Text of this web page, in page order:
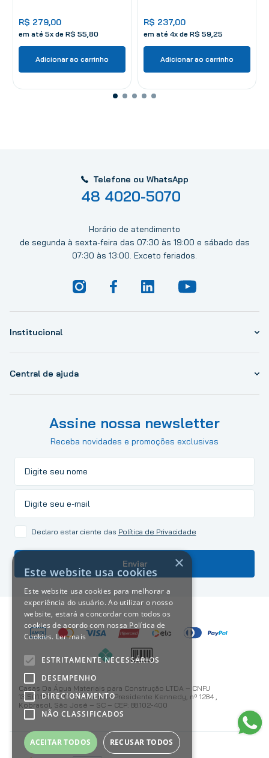
R$ 279,00
em até 5x de R$ 55 80
Adicionar ao carrinho
R$ 237,00
em até 4x de R$ 59 25
Adicionar ao carrinho
Telefone ou WhatsApp
48 4020-5070
Horário de atendimento
de segunda à sexta-feira das 07:30 às 19:00 e sábado das
07:30 às 13:00. Exceto feriados.
Institucional
Central de ajuda
Assine nossa newsletter
Receba novidades e promoções exclusivas
Declaro estar ciente das Política de Privacidade
Enviar
Casas Da Água Materiais para Construção LTDA – CNPJ
13.501.187/0001-59 Avenida Presidente Kennedy, nº 1284 ,
Kobrasol, São José – SC – CEP: 88.102-400
×
Este website usa cookies
Este website usa cookies para melhorar a
experiência do usuário. Ao utilizar o nosso
website, estará a concordar com todos os
cookies de acordo com nossa Política de
Cookies. Ler mais
ESTRITAMENTE NECESSÁRIOS
DESEMPENHO
DIRECIONAMENTO
NÃO CLASSIFICADOS
ACEITAR TODOS RECUSAR TODOS